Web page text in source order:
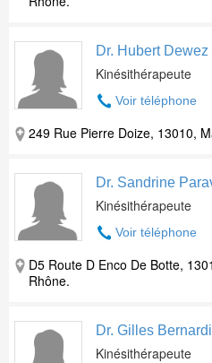
Dr. Hubert Dewez
Kinésithérapeute
Voir téléphone
249 Rue Pierre Doize, 13010,
Dr. Sandrine
Kinésithérapeute
Voir téléphone
D5 Route D Enco De Botte,
Rhône.
Dr. Gilles
Kinésithérapeute